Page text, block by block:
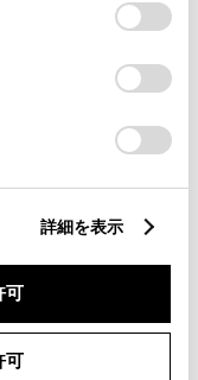
存されることに同
)のオプトアウト、
っては、当社の
いて
」をご覧くだ
詳細を表示
可
可